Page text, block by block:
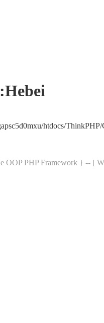
htdocs/
OOP PHP Framework } -- [